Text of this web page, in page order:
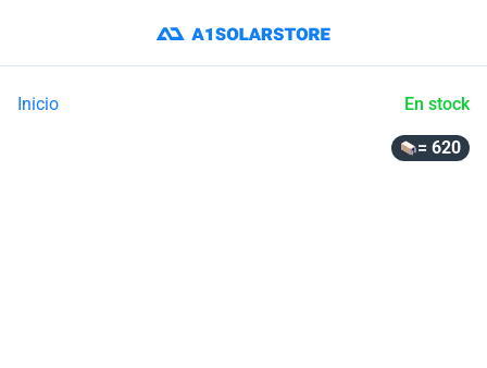
Inicio En stock
= 620